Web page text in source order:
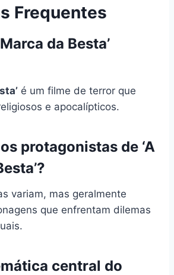
Frequentes
da Besta’
é um filme de terror que
e apocalípticos.
protagonistas de ‘A
variam, mas geralmente
que enfrentam dilemas
central do